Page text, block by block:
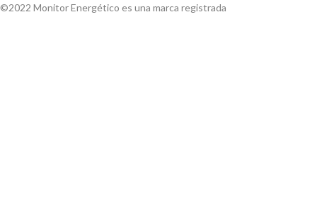
©2022 Monitor Energético es una marca registrada